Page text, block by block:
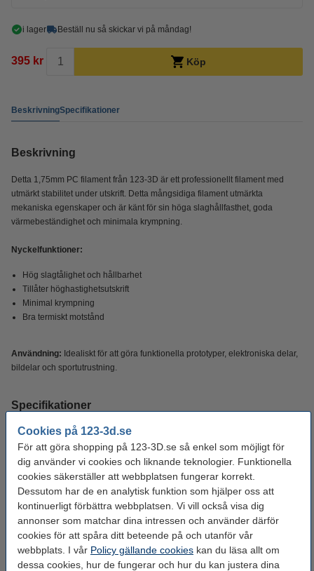
Cookies på 123-3d.se
För att göra shopping på 123-3D.se så enkel som möjligt för
dig använder vi cookies och liknande teknologier. Funktionella
cookies säkerställer att webbplatsen fungerar korrekt.
Dessutom har de en analytisk funktion som hjälper oss att
kontinuerligt förbättra webbplatsen. Vi vill också visa dig
annonser som matchar dina intressen och använder därför
cookies för att spåra ditt beteende på och utanför vår
webbplats. I vår Policy gällande cookies kan du läsa allt om
dessa cookies, hur de fungerar och hur du kan justera dina
i lager Beställ nu så skickar vi på måndag!
395 kr Köp
BeskrivningSpecifikationer
Beskrivning
Detta 1,75mm PC filament från 123-3D är ett professionellt filament med
utmärkt stabilitet under utskrift. Detta mångsidiga filament utmärkta
mekaniska egenskaper och är känt för sin höga slaghållfasthet, goda
värmebeständighet och minimala krympning.
Nyckelfunktioner:
Hög slagtålighet och hållbarhet
Tillåter höghastighetsutskrift
Minimal krympning
Bra termiskt motstånd
Användning: Idealiskt för att göra funktionella prototyper, elektroniska delar,
bildelar och sportutrustning.
Specifikationer
PC
Tomvikt: ± 216 gram
Vikt: 1 kg
Densitet gcm³: 1,2 g/cm³
Filament diameter: 1,75 mm
Filament rundhet: >95 %